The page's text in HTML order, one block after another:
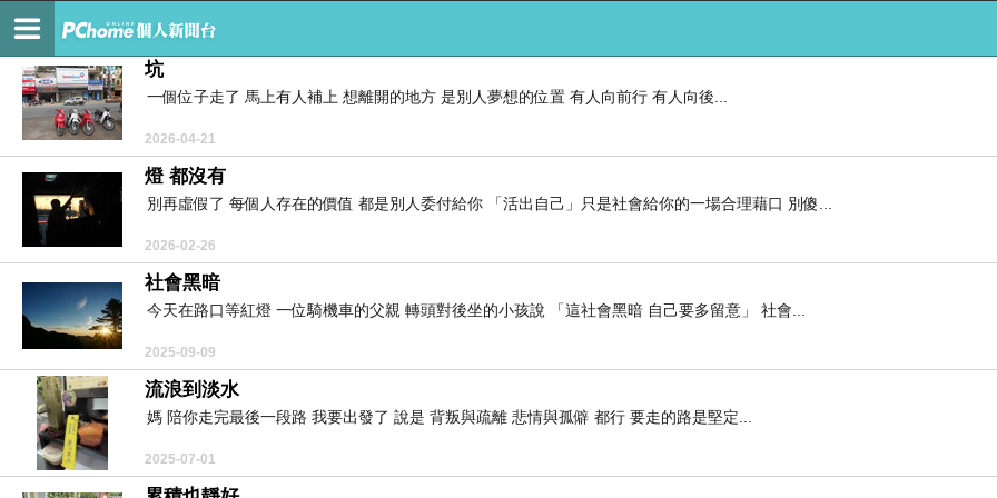
桌子底下
坑
一個位子走了 馬上有人補上 想離開的地方 是別人夢想的位置 有人向前行 有人向後...
2026-04-21
燈 都沒有
別再虛假了 每個人存在的價值 都是別人委付給你 「活出自己」只是社會給你的一場合理藉口 別傻...
2026-02-26
社會黑暗
今天在路口等紅燈 一位騎機車的父親 轉頭對後坐的小孩說 「這社會黑暗 自己要多留意」 社會...
2025-09-09
流浪到淡水
媽 陪你走完最後一段路 我要出發了 說是 背叛與疏離 悲情與孤僻 都行 要走的路是堅定...
2025-07-01